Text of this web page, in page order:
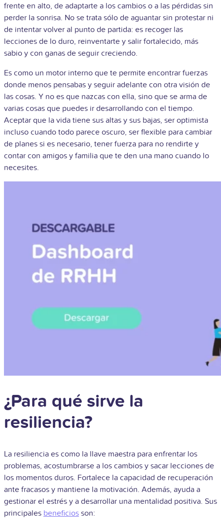
frente en alto, de adaptarte a los cambios o a las pérdidas sin
perder la sonrisa. No se trata sólo de aguantar sin protestar ni
de intentar volver al punto de partida: es recoger las
lecciones de lo duro, reinventarte y salir fortalecido, más
sabio y con ganas de seguir creciendo.
Es como un motor interno que te permite encontrar fuerzas
donde menos pensabas y seguir adelante con otra visión de
las cosas. Y no es que nazcas con ella, sino que se arma de
varias cosas que puedes ir desarrollando con el tiempo.
Aceptar que la vida tiene sus altas y sus bajas, ser optimista
incluso cuando todo parece oscuro, ser flexible para cambiar
de planes si es necesario, tener fuerza para no rendirte y
contar con amigos y familia que te den una mano cuando lo
necesites.
¿Para qué sirve la
resiliencia?
La resiliencia es como la llave maestra para enfrentar los
problemas, acostumbrarse a los cambios y sacar lecciones de
los momentos duros. Fortalece la capacidad de recuperación
ante fracasos y mantiene la motivación. Además, ayuda a
gestionar el estrés y a desarrollar una mentalidad positiva. Sus
principales beneficios son: